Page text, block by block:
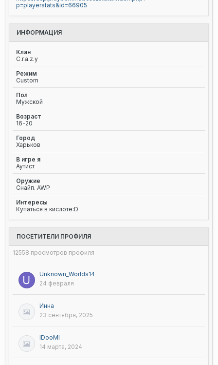
p=playerstats&id=66905
ИНФОРМАЦИЯ
Клан
C.r.a.z.y
Режим
Custom
Пол
Мужской
Возраст
16-20
Город
Харьков
В игре я
Аутист
Оружие
Снайп. AWP
Интересы
Купаться в кислоте:D
ПОСЕТИТЕЛИ ПРОФИЛЯ
12558 просмотров профиля
Unknown_Worlds14
24 февраля
Инна
23 сентября, 2025
lDooMl
14 марта, 2024